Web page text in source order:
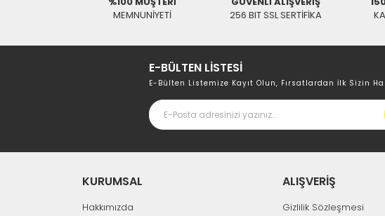
Tükendi
Diğer
Alpa 350Watt 0-30V 0-6A Ayarlı Laboratuar Adaptör
0,00 TL
MEMNUNİYETİ
256 BIT SSL SERTİFİKA
E-BÜLTEN LİSTESİ
E-Bülten Listemize Kayıt Olun, Fırsatlardan İlk Sizin
KURUMSAL
Hakkımızda
ALIŞVERİŞ
Gizlilik Sözleşmesi